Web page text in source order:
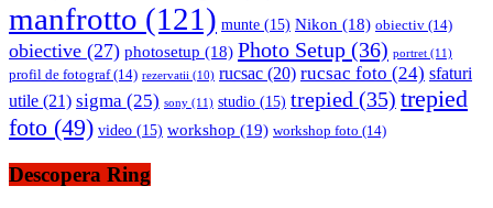
manfrotto (121) munte (15) Nikon (18) obiectiv (14)
obiective (27) photosetup (18) Photo Setup (36) portret (11)
profil de fotograf(14) rezervatii (10) rucsac (20) rucsac foto (24) sfaturi
utile (21) sigma (25) sony (11) studio (15) trepied (35) trepied
foto (49) video (15) workshop (19) workshop foto (14)
Descopera Ring